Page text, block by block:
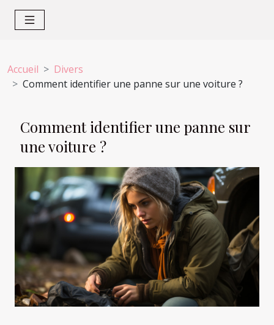
Accueil
Divers
Comment identifier une panne sur une voiture ?
Comment identifier une panne sur
une voiture ?